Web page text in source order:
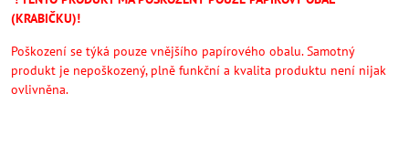
(KRABIČKU)!
Poškození se týká pouze vnějšího papírového obalu. Samotný
produkt je nepoškozený, plně funkční a kvalita produktu není nijak
ovlivněna.